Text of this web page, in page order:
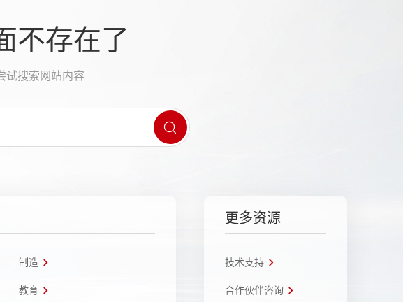
不存在了
试搜索网站内容
制造
教育
更多资源
技术支持
合作伙伴咨询